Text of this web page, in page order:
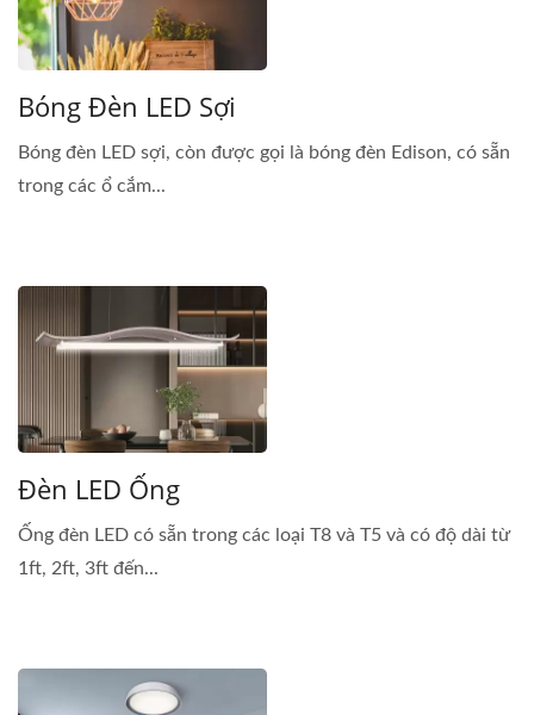
Bóng Đèn LED Sợi
Bóng đèn LED sợi, còn được gọi là bóng đèn Edison, có sẵn
trong các ổ cắm...
Đèn LED Ống
Ống đèn LED có sẵn trong các loại T8 và T5 và có độ dài từ
1ft, 2ft, 3ft đến...